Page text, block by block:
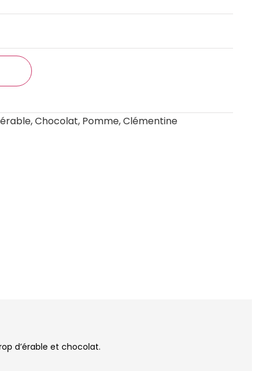
Chocolat, Pomme, Clémentine
d’érable et chocolat.